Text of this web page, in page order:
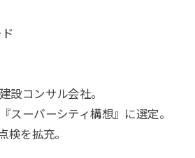
設コンサル会社。
スーパーシティ構想』に選定。
検を拡充。